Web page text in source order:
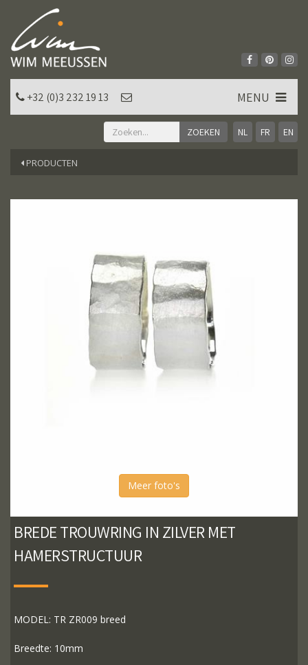
NL FR EN
+32 (0)3 232 19 13 MENU
PRODUCTEN
Meer foto's
BREDE TROUWRING IN ZILVER MET
HAMERSTRUCTUUR
MODEL: TR ZR009 breed
Breedte: 10mm